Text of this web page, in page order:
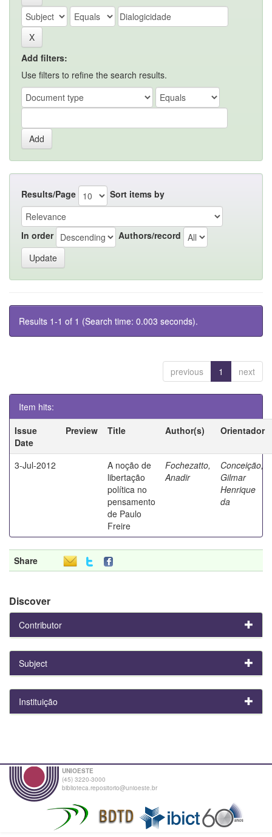
Add filters:
Use filters to refine the search results.
Results/Page Sort items by
In order Authors/record
Results 1-1 of 1 (Search time: 0.003 seconds).
previous 1 next
Item hits:
Issue
Date
Preview Title Author(s) Orientador
3-Jul-2012
A noção de
libertação
política no
pensamento
de Paulo
Freire
Fochezatto,
Anadir
Conceição,
Gilmar
Henrique
da
Share
Discover
Contributor
Subject
Instituição
UNIOESTE
(45) 3220-3000
biblioteca.repositorio@unioeste.br